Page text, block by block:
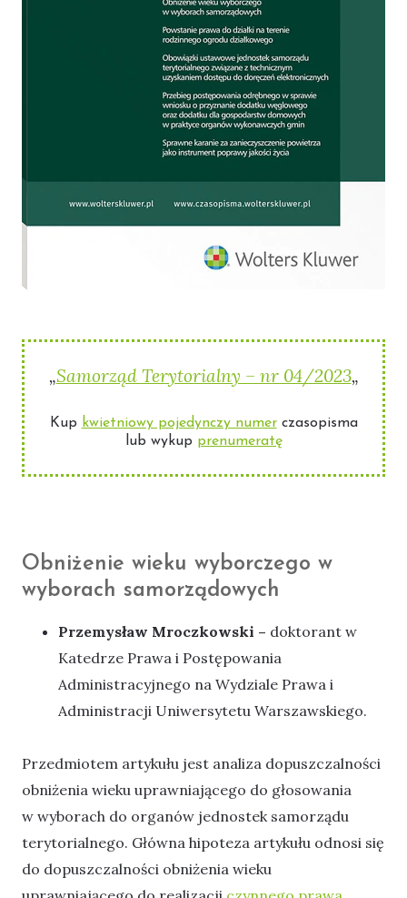
„Samorząd Terytorialny – nr 04/2023„
Kup kwietniowy pojedynczy numerczasopisma
lub wykup prenumeratę
Obniżenie wieku wyborczego w
wyborach samorządowych
Przemysław Mroczkowski – doktorant w
Katedrze Prawa i Postępowania
Administracyjnego na Wydziale Prawa i
Administracji Uniwersytetu Warszawskiego.
Przedmiotem artykułu jest analiza dopuszczalności
obniżenia wieku uprawniającego do głosowania
w wyborach do organów jednostek samorządu
terytorialnego. Główna hipoteza artykułu odnosi się
do dopuszczalności obniżenia wieku